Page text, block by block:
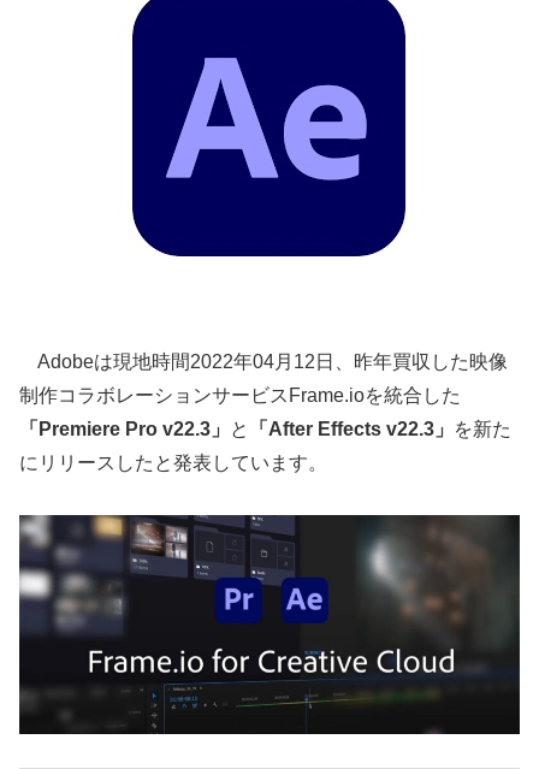
Adobeは現地時間2022年04月12日、昨年買収した映像
制作コラボレーションサービスFrame.ioを統合した
「Premiere Pro v22.3」
と 「After Effects v22.3」
を新た
にリリースしたと発表しています。